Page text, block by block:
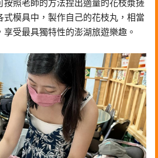
按照老師的方法捏出適量的花枝漿搓
式模具中，製作自己的花枝丸，相當
受最具獨特性的澎湖旅遊樂趣。